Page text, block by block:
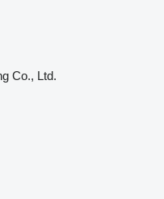
Co., Ltd.